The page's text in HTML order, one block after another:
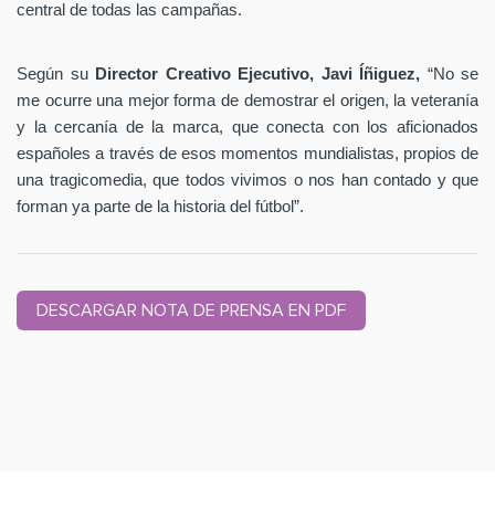
central de todas las campañas.
Según su Director Creativo Ejecutivo, Javi Íñiguez, “No se
me ocurre una mejor forma de demostrar el origen, la veteranía
y la cercanía de la marca, que conecta con los aficionados
españoles a través de esos momentos mundialistas, propios de
una tragicomedia, que todos vivimos o nos han contado y que
forman ya parte de la historia del fútbol”.
DESCARGAR NOTA DE PRENSA EN PDF